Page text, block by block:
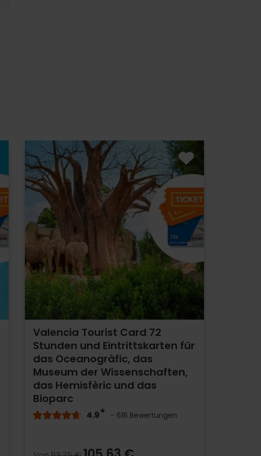
Valencia Tourist Card 72
Stunden und Eintrittskarten für
das Oceanogràfic, das
Museum der Wissenschaften,
das Hemisfèric und das
Bioparc
4.9 - 616 Bewertungen